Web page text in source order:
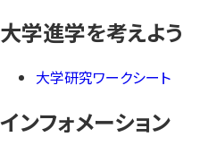
大学進学を考えよう
大学研究ワークシート
インフォメーション